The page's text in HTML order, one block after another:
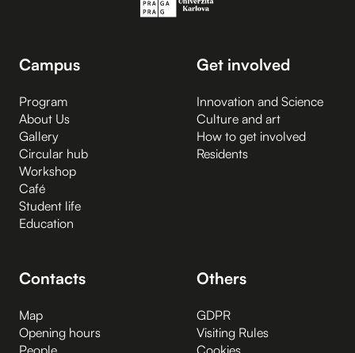
Campus
Program
About Us
Gallery
Circular hub
Workshop
Café
Student life
Education
Get involved
Innovation and Science
Culture and art
How to get involved
Residents
Contacts
Map
Opening hours
People
Others
GDPR
Visiting Rules
Cookies